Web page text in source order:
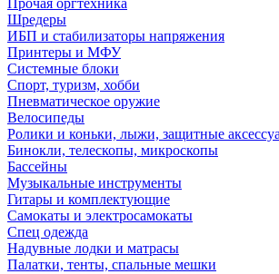
Прочая оргтехника
Шредеры
ИБП и стабилизаторы напряжения
Принтеры и МФУ
Системные блоки
Спорт, туризм, хобби
Пневматическое оружие
Велосипеды
Ролики и коньки, лыжи, защитные
Бинокли, телескопы, микроскопы
Бассейны
Музыкальные инструменты
Гитары и комплектующие
Самокаты и электросамокаты
Спец одежда
Надувные лодки и матрасы
Палатки, тенты, спальные мешки